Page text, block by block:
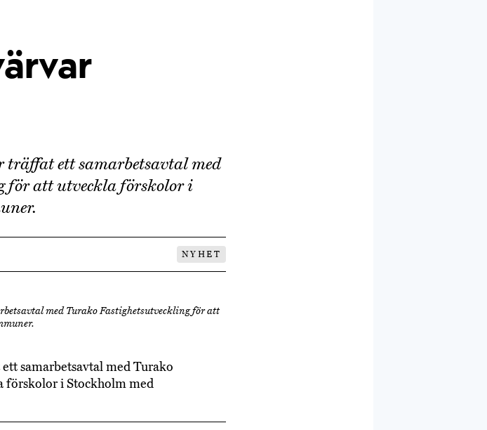
träffat ett samarbetsavtal med
för att utveckla förskolor i
NYHET
med Turako Fastighetsutveckling för att
samarbetsavtal med Turako
förskolor i Stockholm med